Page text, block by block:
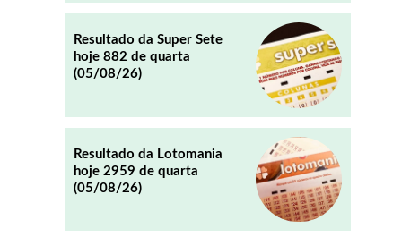
Resultado da Super Sete
hoje 882 de quarta
(05/08/26)
Resultado da Lotomania
hoje 2959 de quarta
(05/08/26)